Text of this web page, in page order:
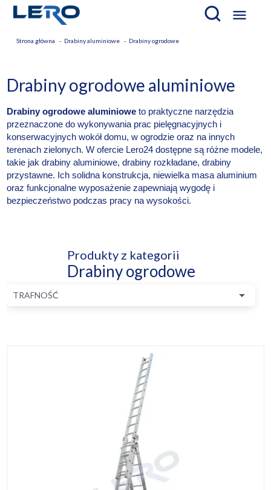

Strona główna Drabiny aluminiowe Drabiny ogrodowe
Drabiny ogrodowe aluminiowe
Drabiny ogrodowe aluminiowe to praktyczne narzędzia
przeznaczone do wykonywania prac pielęgnacyjnych i
konserwacyjnych wokół domu, w ogrodzie oraz na innych
terenach zielonych. W ofercie Lero24 dostępne są różne modele,
takie jak drabiny aluminiowe, drabiny rozkładane, drabiny
przystawne. Ich solidna konstrukcja, niewielka masa aluminium
oraz funkcjonalne wyposażenie zapewniają wygodę i
bezpieczeństwo podczas pracy na wysokości.
Produkty z kategorii
Drabiny ogrodowe
TRAFNOŚĆ 